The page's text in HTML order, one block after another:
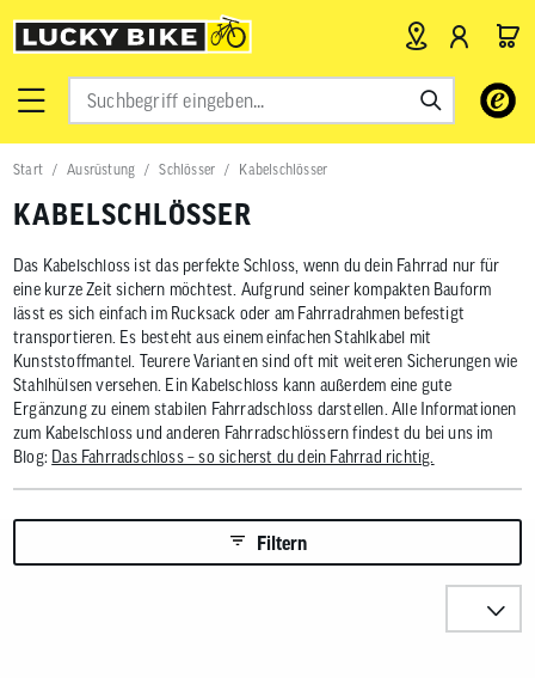
Verwende
Pfeile
nach
das
Ergebnis
die
um
zum
zu
gelangen.
von
können
Start Ausrüstung Schlösser Kabelschlösser
KABELSCHLÖSSER
Das Kabelschloss ist das perfekte Schloss, wenn du dein Fahrrad nur für
eine kurze Zeit sichern möchtest. Aufgrund seiner kompakten Bauform
lässt es sich einfach im Rucksack oder am Fahrradrahmen befestigt
transportieren. Es besteht aus einem einfachen Stahlkabel mit
Kunststoffmantel. Teurere Varianten sind oft mit weiteren Sicherungen wie
Stahlhülsen versehen. Ein Kabelschloss kann außerdem eine gute
Ergänzung zu einem stabilen Fahrradschloss darstellen. Alle Informationen
zum Kabelschloss und anderen Fahrradschlössern findest du bei uns im
Blog: Das Fahrradschloss – so sicherst du dein Fahrrad richtig.
Filtern